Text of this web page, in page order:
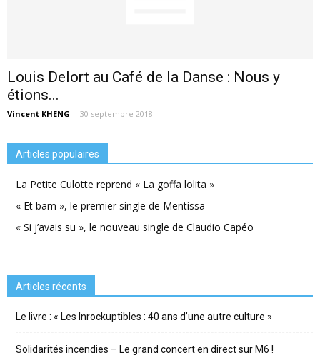
Louis Delort au Café de la Danse : Nous y
étions...
Vincent KHENG - 30 septembre 2018
Articles populaires
La Petite Culotte reprend « La goffa lolita »
« Et bam », le premier single de Mentissa
« Si j’avais su », le nouveau single de Claudio Capéo
Articles récents
Le livre : « Les Inrockuptibles : 40 ans d’une autre culture »
Solidarités incendies – Le grand concert en direct sur M6 !